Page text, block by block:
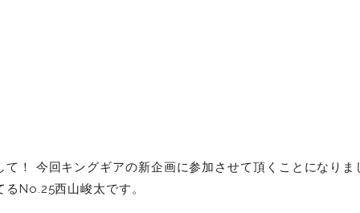
て！ 今回キングギアの新企画に参加させて頂くことになりま
るNo.25西山峻太です。